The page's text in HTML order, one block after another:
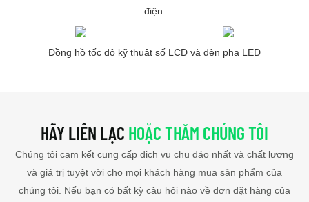
điện.
Đồng hồ tốc độ kỹ thuật số LCD và đèn pha LED
HÃY LIÊN LẠC HOẶC THĂM CHÚNG TÔI
Chúng tôi cam kết cung cấp dịch vụ chu đáo nhất và chất lượng
và giá trị tuyệt vời cho mọi khách hàng mua sản phẩm của
chúng tôi. Nếu bạn có bất kỳ câu hỏi nào về đơn đặt hàng của